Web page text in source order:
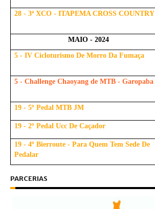
28 - 3ª XCO - ITAPEMA CROSS COUNTRY
MAIO - 2024
5 - IV Cicloturismo De Morro Da Fumaça
5 - Challenge Chaoyang de MTB - Garopaba
19 - 5º Pedal MTB JM
19 - 2º Pedal Ucc De Caçador
19 - 4º Bierroute - Para Quem Tem Sede De
Pedalar
PARCERIAS